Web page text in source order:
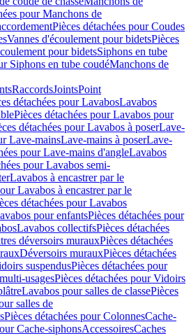
pour Manchons de
Pièces détachées pour Coudes
Vannes d'écoulement pour bidetsPièces
pour bidetsSiphons en tube
Siphons en tube coudéManchons de
RaccordsJointsPoint
détachées pour LavabosLavabos
Pièces détachées pour Lavabos pour
détachées pour Lavabos à poserLave-
Lave-mainsLave-mains à poserLave-
pour Lave-mains d'angleLavabos
pour Lavabos semi-
Lavabos à encastrer par le
Lavabos à encastrer par le
détachées pour Lavabos
pour enfantsPièces détachées pour
Lavabos collectifsPièces détachées
déversoirs murauxPièces détachées
Déversoirs murauxPièces détachées
suspendusPièces détachées pour
usagesPièces détachées pour Vidoirs
Lavabos pour salles de classePièces
salles de
Pièces détachées pour ColonnesCache-
Cache-siphonsAccessoiresCaches